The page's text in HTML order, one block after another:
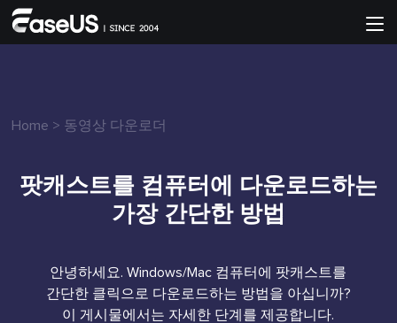
Home > 동영상 다운로더
팟캐스트를 컴퓨터에 다운로드하는
가장 간단한 방법
안녕하세요. Windows/Mac 컴퓨터에 팟캐스트를
간단한 클릭으로 다운로드하는 방법을 아십니까?
이 게시물에서는 자세한 단계를 제공합니다.